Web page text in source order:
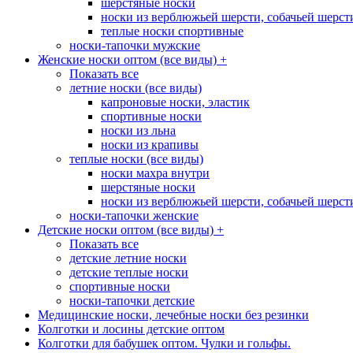
шерстяные носки
носки из верблюжьей шерсти, собачьей
теплые носки спортивные
носки-тапочки мужские
Женские носки оптом (все виды) +
Показать все
летние носки (все виды)
капроновые носки, эластик
спортивные носки
носки из льна
носки из крапивы
теплые носки (все виды)
носки махра внутри
шерстяные носки
носки из верблюжьей шерсти, собачьей
носки-тапочки женские
Детские носки оптом (все виды) +
Показать все
детские летние носки
детские теплые носки
спортивные носки
носки-тапочки детские
Медицинские носки, лечебные носки без резинки
Колготки и лосины детские оптом
Колготки для бабушек оптом. Чулки и гольфы.